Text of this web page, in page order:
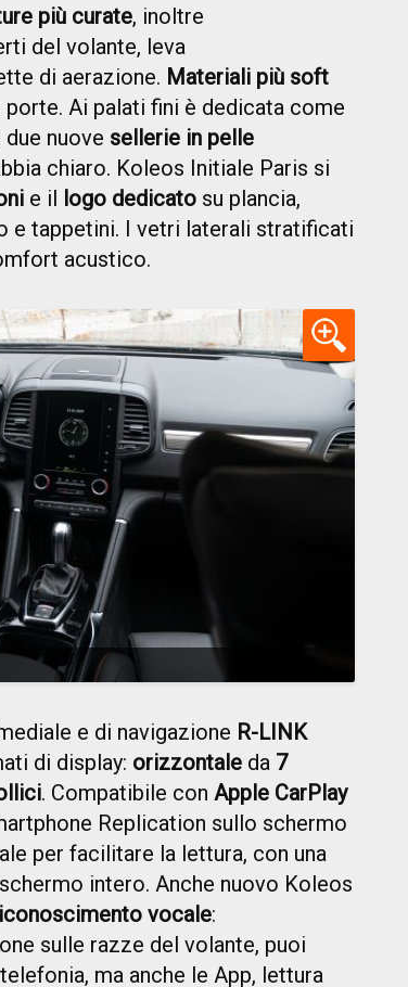
più curate, inoltre
del volante, leva
di aerazione. Materiali più soft
Ai palati fini è dedicata come
due nuove sellerie in pelle
chiaro. Koleos Initiale Paris si
e il logo dedicato su plancia,
e tappetini. I vetri laterali stratificati
acustico.
e di navigazione R-LINK
di display: orizzontale da 7
. Compatibile con Apple CarPlay
Replication sullo schermo
per facilitare la lettura, con una
intero. Anche nuovo Koleos
vocale:
sulle razze del volante, puoi
ma anche le App, lettura